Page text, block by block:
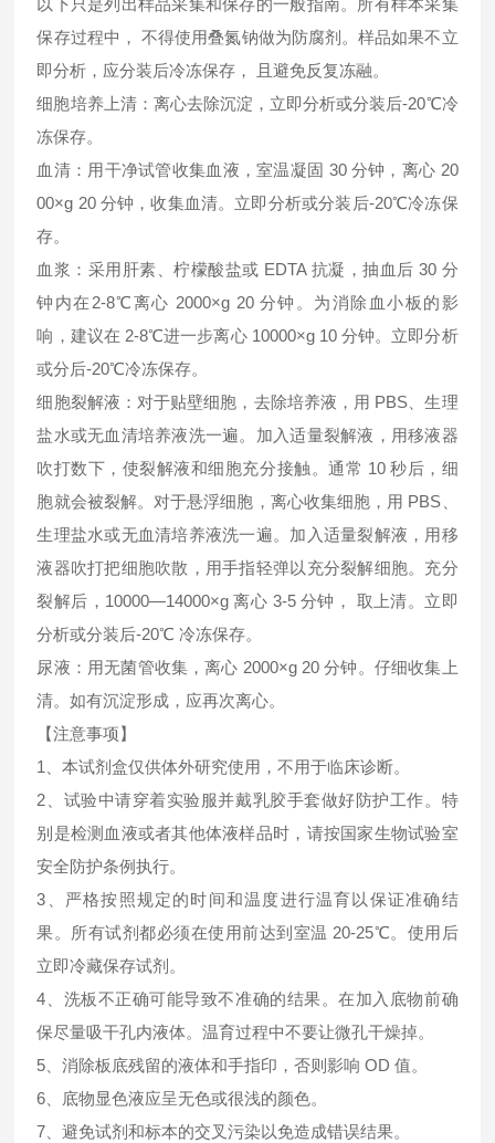
以下只是列出样品采集和保存的一般指南。所有样本采集
保存过程中， 不得使用叠氮钠做为防腐剂。样品如果不立
即分析，应分装后冷冻保存， 且避免反复冻融。
细胞培养上清：离心去除沉淀，立即分析或分装后-20℃冷
冻保存。
血清：用干净试管收集血液，室温凝固 30 分钟，离心 20
00×g 20 分钟，收集血清。立即分析或分装后-20℃冷冻保
存。
血浆：采用肝素、柠檬酸盐或 EDTA 抗凝，抽血后 30 分
钟内在2-8℃离心 2000×g 20 分钟。为消除血小板的影
响，建议在 2-8℃进一步离心 10000×g 10 分钟。立即分析
或分后-20℃冷冻保存。
细胞裂解液：对于贴壁细胞，去除培养液，用 PBS、生理
盐水或无血清培养液洗一遍。加入适量裂解液，用移液器
吹打数下，使裂解液和细胞充分接触。通常 10 秒后，细
胞就会被裂解。对于悬浮细胞，离心收集细胞，用 PBS、
生理盐水或无血清培养液洗一遍。加入适量裂解液，用移
液器吹打把细胞吹散，用手指轻弹以充分裂解细胞。充分
裂解后，10000—14000×g 离心 3-5 分钟， 取上清。立即
分析或分装后-20℃ 冷冻保存。
尿液：用无菌管收集，离心 2000×g 20 分钟。仔细收集上
清。如有沉淀形成，应再次离心。
【注意事项】
1、本试剂盒仅供体外研究使用，不用于临床诊断。
2、试验中请穿着实验服并戴乳胶手套做好防护工作。特
别是检测血液或者其他体液样品时，请按国家生物试验室
安全防护条例执行。
3、严格按照规定的时间和温度进行温育以保证准确结
果。所有试剂都必须在使用前达到室温 20-25℃。使用后
立即冷藏保存试剂。
4、洗板不正确可能导致不准确的结果。在加入底物前确
保尽量吸干孔内液体。温育过程中不要让微孔干燥掉。
5、消除板底残留的液体和手指印，否则影响 OD 值。
6、底物显色液应呈无色或很浅的颜色。
7、避免试剂和标本的交叉污染以免造成错误结果。